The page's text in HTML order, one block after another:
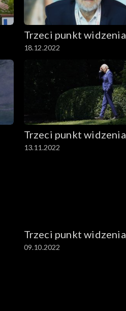
Trzeci punkt widzenia
18.12.2022
Trzeci punkt widzenia
13.11.2022
Trzeci punkt widzenia
09.10.2022